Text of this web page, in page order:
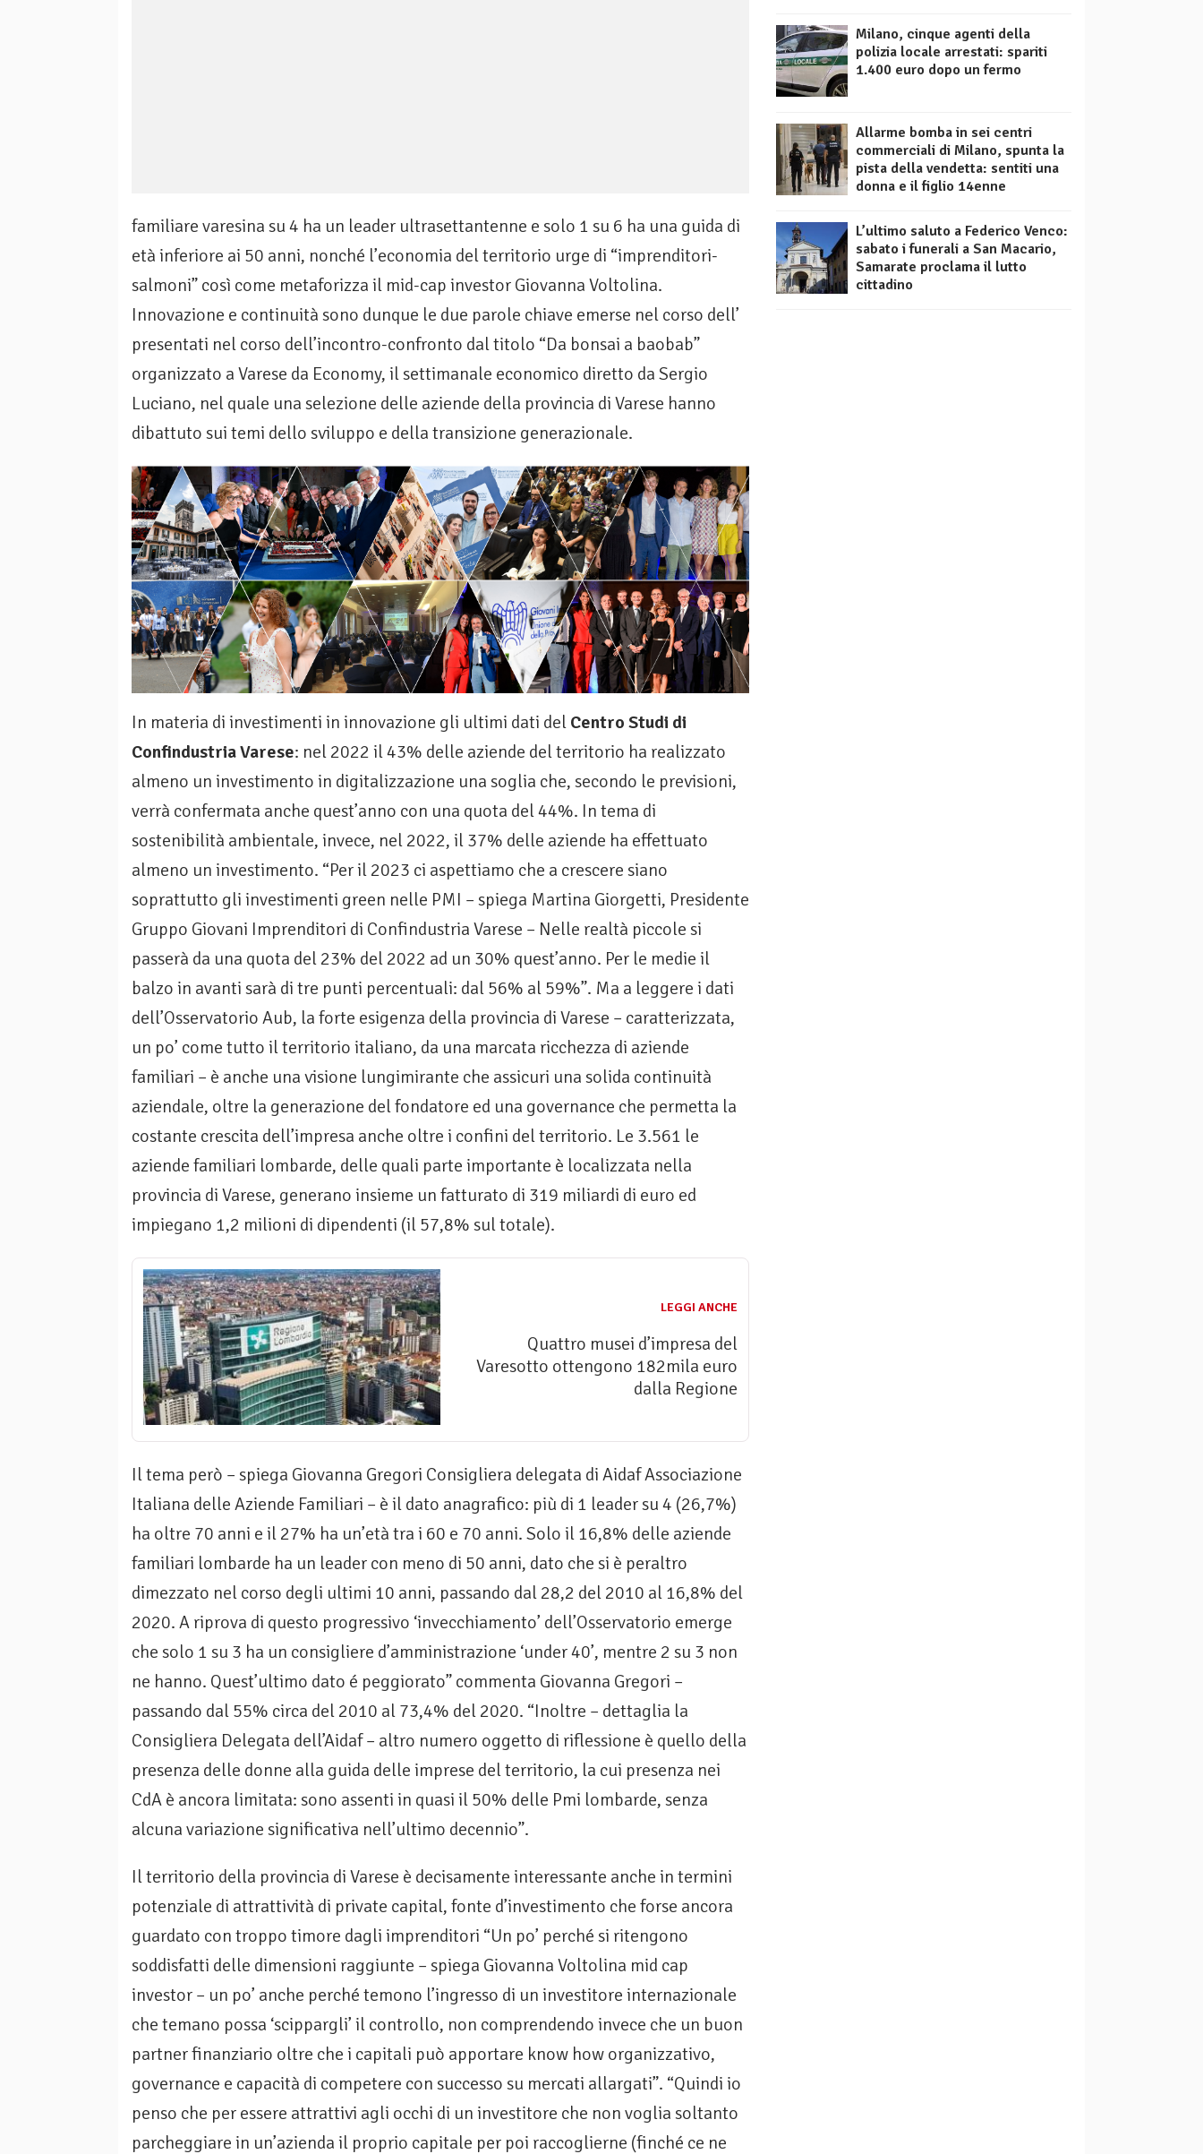
familiare varesina su 4 ha un leader ultrasettantenne e solo 1 su 6 ha una guida di
età inferiore ai 50 anni, nonché l’economia del territorio urge di “imprenditori-
salmoni” così come metaforizza il mid-cap investor Giovanna Voltolina.
Innovazione e continuità sono dunque le due parole chiave emerse nel corso dell’
presentati nel corso dell’incontro-confronto dal titolo “Da bonsai a baobab”
organizzato a Varese da Economy, il settimanale economico diretto da Sergio
Luciano, nel quale una selezione delle aziende della provincia di Varese hanno
dibattuto sui temi dello sviluppo e della transizione generazionale.
In materia di investimenti in innovazione gli ultimi dati del Centro Studi di
Confindustria Varese: nel 2022 il 43% delle aziende del territorio ha realizzato
almeno un investimento in digitalizzazione una soglia che, secondo le previsioni,
verrà confermata anche quest’anno con una quota del 44%. In tema di
sostenibilità ambientale, invece, nel 2022, il 37% delle aziende ha effettuato
almeno un investimento. “Per il 2023 ci aspettiamo che a crescere siano
soprattutto gli investimenti green nelle PMI – spiega Martina Giorgetti, Presidente
Gruppo Giovani Imprenditori di Confindustria Varese – Nelle realtà piccole si
passerà da una quota del 23% del 2022 ad un 30% quest’anno. Per le medie il
balzo in avanti sarà di tre punti percentuali: dal 56% al 59%”. Ma a leggere i dati
dell’Osservatorio Aub, la forte esigenza della provincia di Varese – caratterizzata,
un po’ come tutto il territorio italiano, da una marcata ricchezza di aziende
familiari – è anche una visione lungimirante che assicuri una solida continuità
aziendale, oltre la generazione del fondatore ed una governance che permetta la
costante crescita dell’impresa anche oltre i confini del territorio. Le 3.561 le
aziende familiari lombarde, delle quali parte importante è localizzata nella
provincia di Varese, generano insieme un fatturato di 319 miliardi di euro ed
impiegano 1,2 milioni di dipendenti (il 57,8% sul totale).
LEGGI ANCHE
Quattro musei d’impresa del
Varesotto ottengono 182mila euro
dalla Regione
Il tema però – spiega Giovanna Gregori Consigliera delegata di Aidaf Associazione
Italiana delle Aziende Familiari – è il dato anagrafico: più di 1 leader su 4 (26,7%)
ha oltre 70 anni e il 27% ha un’età tra i 60 e 70 anni. Solo il 16,8% delle aziende
familiari lombarde ha un leader con meno di 50 anni, dato che si è peraltro
dimezzato nel corso degli ultimi 10 anni, passando dal 28,2 del 2010 al 16,8% del
2020. A riprova di questo progressivo ‘invecchiamento’ dell’Osservatorio emerge
che solo 1 su 3 ha un consigliere d’amministrazione ‘under 40’, mentre 2 su 3 non
ne hanno. Quest’ultimo dato é peggiorato” commenta Giovanna Gregori –
passando dal 55% circa del 2010 al 73,4% del 2020. “Inoltre – dettaglia la
Consigliera Delegata dell’Aidaf – altro numero oggetto di riflessione è quello della
presenza delle donne alla guida delle imprese del territorio, la cui presenza nei
CdA è ancora limitata: sono assenti in quasi il 50% delle Pmi lombarde, senza
alcuna variazione significativa nell’ultimo decennio”.
Il territorio della provincia di Varese è decisamente interessante anche in termini
potenziale di attrattività di private capital, fonte d’investimento che forse ancora
guardato con troppo timore dagli imprenditori “Un po’ perché si ritengono
soddisfatti delle dimensioni raggiunte – spiega Giovanna Voltolina mid cap
investor – un po’ anche perché temono l’ingresso di un investitore internazionale
che temano possa ‘scippargli’ il controllo, non comprendendo invece che un buon
partner finanziario oltre che i capitali può apportare know how organizzativo,
governance e capacità di competere con successo su mercati allargati”. “Quindi io
penso che per essere attrattivi agli occhi di un investitore che non voglia soltanto
parcheggiare in un’azienda il proprio capitale per poi raccoglierne (finché ce ne
Milano, cinque agenti della
polizia locale arrestati: spariti
1.400 euro dopo un fermo
Allarme bomba in sei centri
commerciali di Milano, spunta la
pista della vendetta: sentiti una
donna e il figlio 14enne
L’ultimo saluto a Federico Venco:
sabato i funerali a San Macario,
Samarate proclama il lutto
cittadino